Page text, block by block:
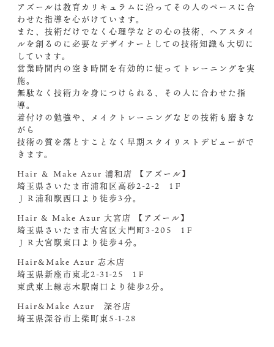
アズールは教育カリキュラムに沿ってその人のペースに合
わせた指導を心がけています。
また、技術だけでなく心理学などの心の技術、ヘアスタイ
ルを創るのに必要なデザイナーとしての技術知識も大切に
しています。
営業時間内の空き時間を有効的に使ってトレーニングを実
施。
無駄なく技術力を身につけられる、その人に合わせた指
導。
着付けの勉強や、メイクトレーニングなどの技術も磨きな
がら
技術の質を落とすことなく早期スタイリストデビューがで
きます。
Hair ＆ Make Azur 浦和店 【アズール】
埼玉県さいたま市浦和区高砂2-2-2 1Ｆ
ＪＲ浦和駅西口より徒歩3分。
Hair & Make Azur 大宮店 【アズール】
埼玉県さいたま市大宮区大門町3-205 1Ｆ
ＪＲ大宮駅東口より徒歩4分。
Hair&Make Azur 志木店
埼玉県新座市東北2-31-25 1Ｆ
東武東上線志木駅南口より徒歩2分。
Hair&Make Azur 深谷店
埼玉県深谷市上柴町東5-1-28